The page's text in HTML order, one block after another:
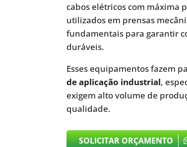
cabos elétricos com máxima
utilizados em prensas
fundamentais para garantir
duráveis.
Esses equipamentos fazem
de aplicação industrial,
exigem alto volume de
qualidade.
SOLICITAR ORÇAMENTO